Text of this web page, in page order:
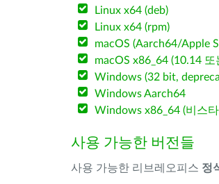
Linux x64 (deb)
Linux x64 (rpm)
macOS (Aarch64/Apple
macOS x86_64 (10.14
Windows (32 bit,
Windows Aarch64
Windows x86_64 (비스
사용 가능한 버전들
사용 가능한 리브레오피스 정